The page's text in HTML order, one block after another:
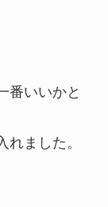
番いいかと
ました。